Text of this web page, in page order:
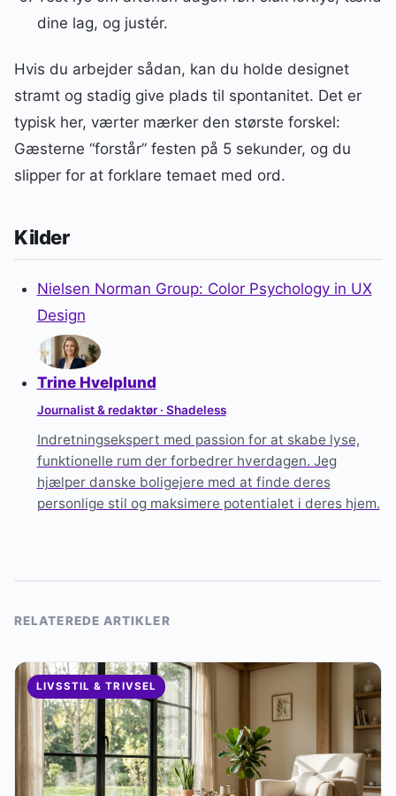
dine lag, og justér.
Hvis du arbejder sådan, kan du holde designet
stramt og stadig give plads til spontanitet. Det er
typisk her, værter mærker den største forskel:
Gæsterne “forstår” festen på 5 sekunder, og du
slipper for at forklare temaet med ord.
Kilder
Nielsen Norman Group: Color Psychology in UX
Design
Trine Hvelplund
Journalist & redaktør · Shadeless
Indretningsekspert med passion for at skabe lyse,
funktionelle rum der forbedrer hverdagen. Jeg
hjælper danske boligejere med at finde deres
personlige stil og maksimere potentialet i deres hjem.
RELATEREDE ARTIKLER
LIVSSTIL & TRIVSEL